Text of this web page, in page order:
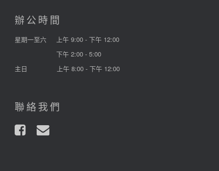
辦公時間
星期一至六
上午 9:00 - 下午 12:00
下午 2:00 - 5:00
主日
上午 8:00 - 下午 12:00
聯絡我們